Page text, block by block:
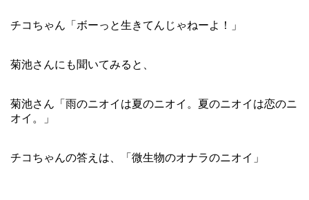
チコちゃん「ボーっと生きてんじゃねーよ！」
菊池さんにも聞いてみると、
菊池さん「雨のニオイは夏のニオイ。夏のニオイは恋のニ
オイ。」
チコちゃんの答えは、「微生物のオナラのニオイ」